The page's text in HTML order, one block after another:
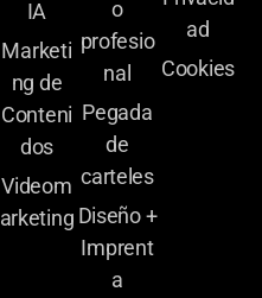
IA
Marketi
ng de
Conteni
dos
Videom
arketing
o
profesio
nal
Pegada
de
carteles
Diseño +
Imprent
a
ad
Cookies